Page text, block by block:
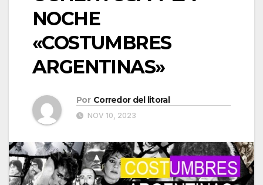
NOCHE
«COSTUMBRES
ARGENTINAS»
Por Corredor del litoral
NOV 10, 2023